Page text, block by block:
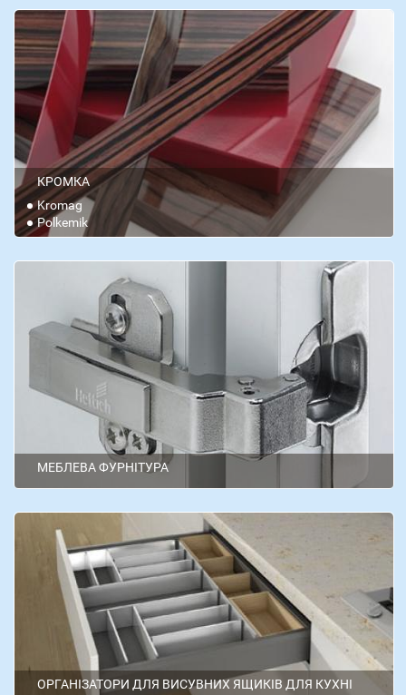
КРОМКА
Kromag
Polkemik
МЕБЛЕВА ФУРНІТУРА
ОРГАНІЗАТОРИ ДЛЯ ВИСУВНИХ ЯЩИКІВ ДЛЯ КУХНІ